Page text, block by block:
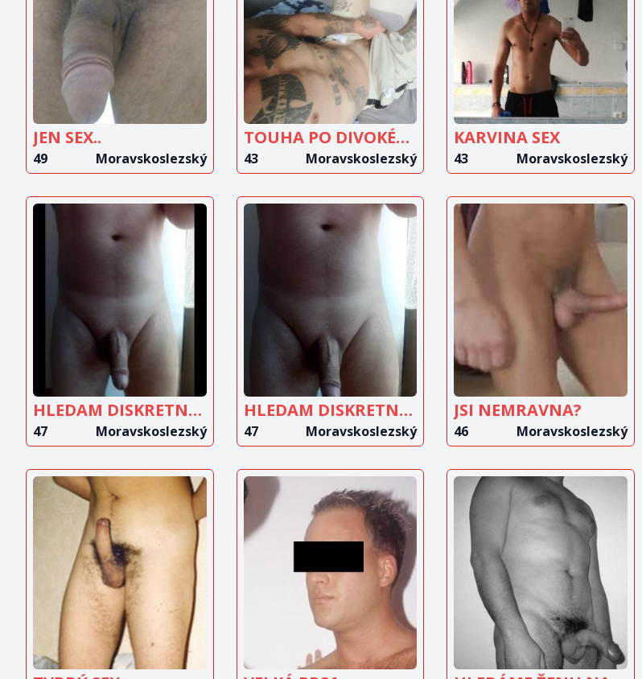
ZOBRAZIT
INZERÁT
JEN SEX..
49 Moravskoslezský
ZOBRAZIT
INZERÁT
TOUHA PO DIVOKÉM SEXU
43 Moravskoslezský
ZOBRAZIT
INZERÁT
KARVINA SEX
43 Moravskoslezský
ZOBRAZIT
INZERÁT
HLEDAM DISKRETNI MILENKU
47 Moravskoslezský
INZERÁT
HLEDAM DISKRETNI MILENKU
47 Moravskoslezský
ZOBRAZIT
INZERÁT
JSI NEMRAVNA?
46 Moravskoslezský
ZOBRAZIT
INZERÁT
ZOBRAZIT
INZERÁT
ZOBRAZIT
INZERÁT